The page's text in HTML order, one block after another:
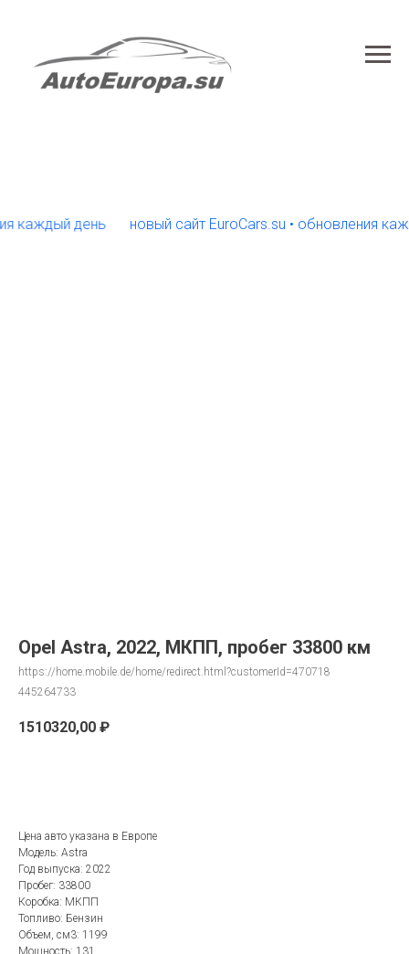
день новый сайт EuroCars.su • обновления каждый
Opel Astra, 2022, МКПП, пробег 33800 км
https://home.mobile.de/home/redirect.html?customerId=470718
445264733
1510320,00 ₽
Цена авто указана в Европе
Модель: Astra
Год выпуска: 2022
Пробег: 33800
Коробка: МКПП
Топливо: Бензин
Объем, см3: 1199